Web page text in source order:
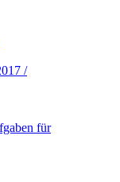
/
für